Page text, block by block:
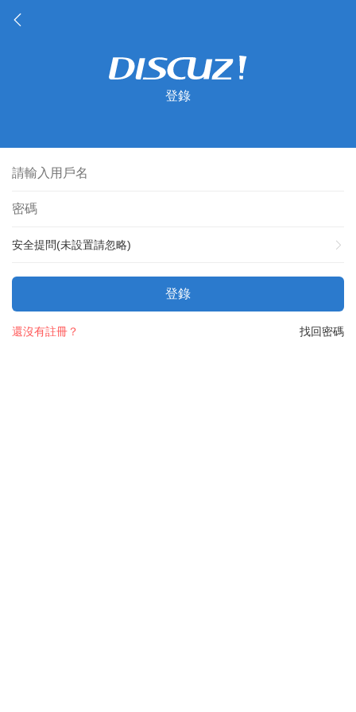
登錄
安全提問(未設置請忽略)
登錄
找回密碼
還沒有註冊？